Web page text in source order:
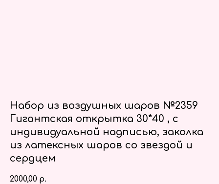
Набор из воздушных шаров №2359
Гигантская открытка 30*40 , с
индивидуальной надписью, заколка
из латексных шаров со звездой и
сердцем
2000,00 р.